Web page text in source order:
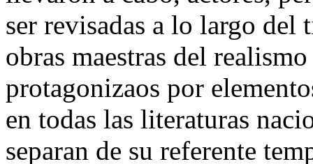
ser revisadas a lo largo
obras maestras del
protagonizaos por
en todas las literaturas
separan de su referente